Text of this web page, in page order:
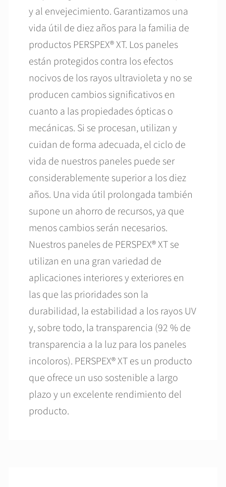
y al envejecimiento. Garantizamos una
vida útil de diez años para la familia de
productos PERSPEX® XT. Los paneles
están protegidos contra los efectos
nocivos de los rayos ultravioleta y no se
producen cambios significativos en
cuanto a las propiedades ópticas o
mecánicas. Si se procesan, utilizan y
cuidan de forma adecuada, el ciclo de
vida de nuestros paneles puede ser
considerablemente superior a los diez
años. Una vida útil prolongada también
supone un ahorro de recursos, ya que
menos cambios serán necesarios.
Nuestros paneles de PERSPEX® XT se
utilizan en una gran variedad de
aplicaciones interiores y exteriores en
las que las prioridades son la
durabilidad, la estabilidad a los rayos UV
y, sobre todo, la transparencia (92 % de
transparencia a la luz para los paneles
incoloros). PERSPEX® XT es un producto
que ofrece un uso sostenible a largo
plazo y un excelente rendimiento del
producto.